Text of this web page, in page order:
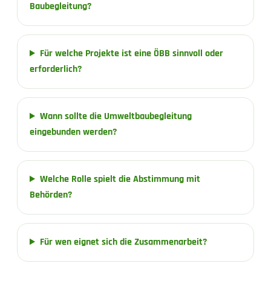
Baubegleitung?
Für welche Projekte ist eine ÖBB sinnvoll oder
erforderlich?
Wann sollte die Umweltbaubegleitung
eingebunden werden?
Welche Rolle spielt die Abstimmung mit
Behörden?
Für wen eignet sich die Zusammenarbeit?